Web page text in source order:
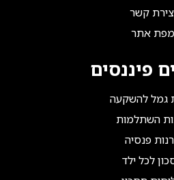
קשר
מפת אתר
פיננסים
גמל להשקעה
השתלמות
פנסיה
לכל ילד